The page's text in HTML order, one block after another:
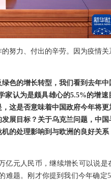
努力、付出的辛劳。因为疫情关
色的增长转型，我们看到去年
认为是颇具雄心的5.5%的增速
这是否意味着中国政府今年将
展目标？关于乌克兰问题，中
的处理影响到与欧洲的良好关系
亿元人民币，继续增长可以说是
难题。刚才你提到我们今年确定